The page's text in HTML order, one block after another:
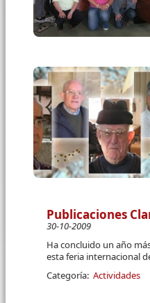
Publicaciones
30-10-2009
Ha concluido un año
esta feria internacional
Categoría: Actividades